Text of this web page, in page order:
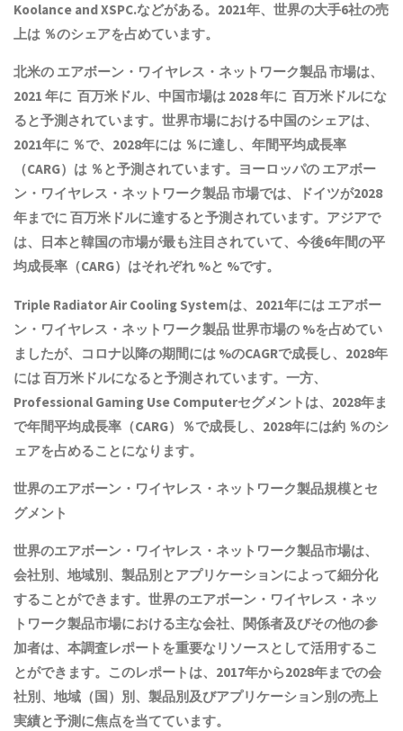
Koolance and XSPC.などがある。2021年、世界の大手6社の売
上は ％のシェアを占めています。
北米の エアボーン・ワイヤレス・ネットワーク製品市場は、
2021 年に 百万米ドル、中国市場は 2028 年に 百万米ドルにな
ると予測されています。世界市場における中国のシェアは、
2021年に ％で、2028年には ％に達し、年間平均成長率
（CARG）は ％と予測されています。ヨーロッパの エアボー
ン・ワイヤレス・ネットワーク製品市場では、ドイツが2028
年までに 百万米ドルに達すると予測されています。アジアで
は、日本と韓国の市場が最も注目されていて、今後6年間の平
均成長率（CARG）はそれぞれ %と %です。
Triple Radiator Air Cooling Systemは、2021年には エアボー
ン・ワイヤレス・ネットワーク製品世界市場の %を占めてい
ましたが、コロナ以降の期間には %のCAGRで成長し、2028年
には 百万米ドルになると予測されています。一方、
Professional Gaming Use Computerセグメントは、2028年ま
で年間平均成長率（CARG）％で成長し、2028年には約 ％のシ
ェアを占めることになります。
世界のエアボーン・ワイヤレス・ネットワーク製品規模とセ
グメント
世界のエアボーン・ワイヤレス・ネットワーク製品市場は、
会社別、地域別、製品別とアプリケーションによって細分化
することができます。世界のエアボーン・ワイヤレス・ネッ
トワーク製品市場における主な会社、関係者及びその他の参
加者は、本調査レポートを重要なリソースとして活用するこ
とができます。このレポートは、2017年から2028年までの会
社別、地域（国）別、製品別及びアプリケーション別の売上
実績と予測に焦点を当てています。